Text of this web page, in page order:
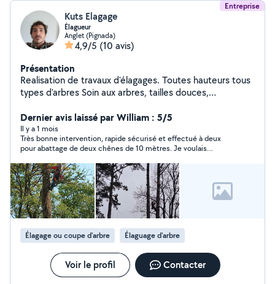
Entreprise
Kuts Elagage
Élagueur
Anglet (Pignada)
4,9/5 (10 avis)
Présentation
Realisation de travaux d'élagages. Toutes hauteurs tous
types d'arbres Soin aux arbres, tailles douces,
Diplômé du CS Arboriste grimpeur du CFA d'hasparren
Dernier avis laissé par William : 5/5
Il y a 1 mois
Très bonne intervention, rapide sécurisé et effectué à deux
pour abattage de deux chênes de 10 mètres. Je voulais
très sympathiques et sérieux.
Élagage ou coupe d'arbre Élaguage d'arbre
Voir le profil Contacter